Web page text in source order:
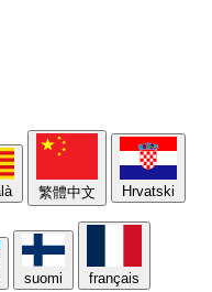
繁體中文 Hrvatski
suomi français